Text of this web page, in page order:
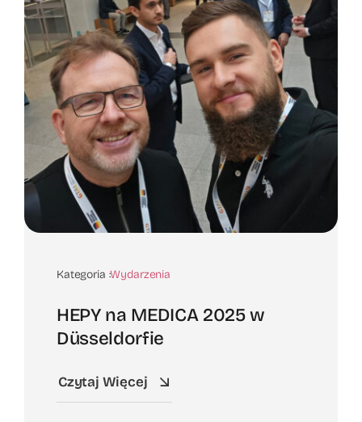
Kategoria :Wydarzenia
HEPY na MEDICA 2025 w
Düsseldorfie
Czytaj Więcej